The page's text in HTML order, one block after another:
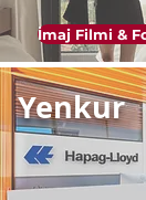
İmaj Filmi &
Yenkur